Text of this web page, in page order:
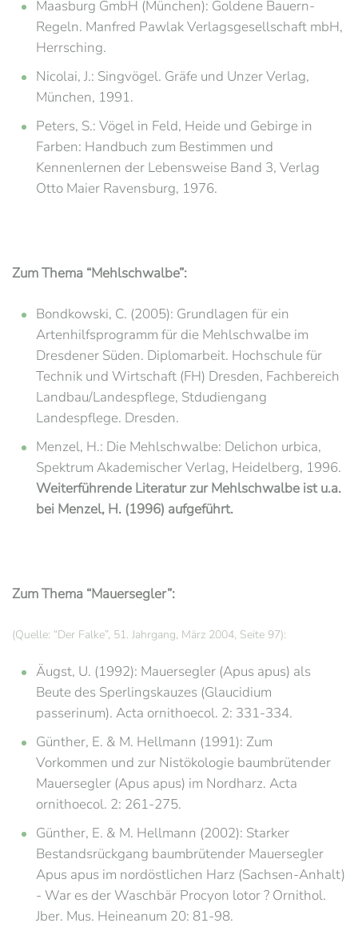
Maasburg GmbH (München): Goldene Bauern-
Regeln. Manfred Pawlak Verlagsgesellschaft mbH,
Herrsching.
Nicolai, J.: Singvögel. Gräfe und Unzer Verlag,
München, 1991.
Peters, S.: Vögel in Feld, Heide und Gebirge in
Farben: Handbuch zum Bestimmen und
Kennenlernen der Lebensweise Band 3, Verlag
Otto Maier Ravensburg, 1976.
Zum Thema “Mehlschwalbe”:
Bondkowski, C. (2005): Grundlagen für ein
Artenhilfsprogramm für die Mehlschwalbe im
Dresdener Süden. Diplomarbeit. Hochschule für
Technik und Wirtschaft (FH) Dresden, Fachbereich
Landbau/Landespflege, Stdudiengang
Landespflege. Dresden.
Menzel, H.: Die Mehlschwalbe: Delichon urbica,
Spektrum Akademischer Verlag, Heidelberg, 1996.
Weiterführende Literatur zur Mehlschwalbe ist u.a.
bei Menzel, H. (1996) aufgeführt.
Zum Thema “Mauersegler”:
(Quelle: “Der Falke”, 51. Jahrgang, März 2004, Seite 97):
Äugst, U. (1992): Mauersegler (Apus apus) als
Beute des Sperlingskauzes (Glaucidium
passerinum). Acta ornithoecol. 2: 331-334.
Günther, E. & M. Hellmann (1991): Zum
Vorkommen und zur Nistökologie baumbrütender
Mauersegler (Apus apus) im Nordharz. Acta
ornithoecol. 2: 261-275.
Günther, E. & M. Hellmann (2002): Starker
Bestandsrückgang baumbrütender Mauersegler
Apus apus im nordöstlichen Harz (Sachsen-Anhalt)
- War es der Waschbär Procyon lotor ? Ornithol.
Jber. Mus. Heineanum 20: 81-98.